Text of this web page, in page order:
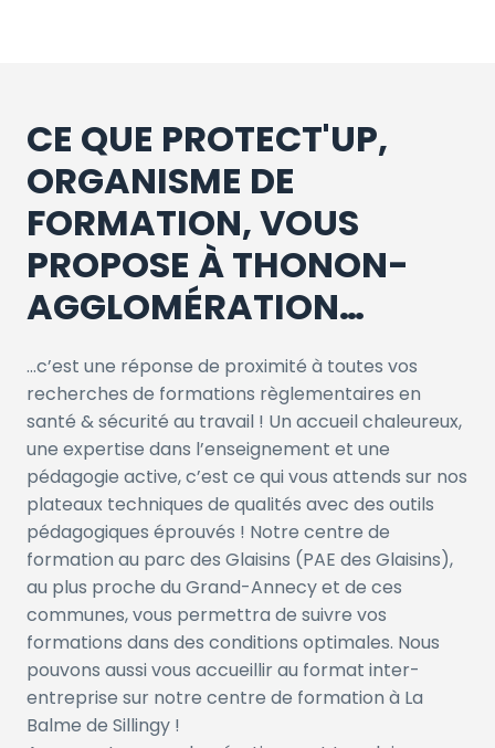
CE QUE PROTECT'UP,
ORGANISME DE
FORMATION, VOUS
PROPOSE À THONON-
AGGLOMÉRATION…
…c’est une réponse de proximité à toutes vos
recherches de formations règlementaires en
santé & sécurité au travail ! Un accueil chaleureux,
une expertise dans l’enseignement et une
pédagogie active, c’est ce qui vous attends sur nos
plateaux techniques de qualités avec des outils
pédagogiques éprouvés ! Notre centre de
formation au parc des Glaisins (PAE des Glaisins),
au plus proche du Grand-Annecy et de ces
communes, vous permettra de suivre vos
formations dans des conditions optimales. Nous
pouvons aussi vous accueillir au format inter-
entreprise sur notre centre de formation à La
Balme de Sillingy !